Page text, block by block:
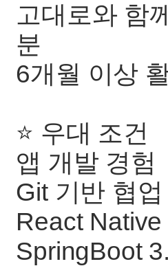
고대로와 함
분
6개월 이상
⭐ 우대 조건
앱 개발 경험
Git 기반 협업
React
SpringBoot